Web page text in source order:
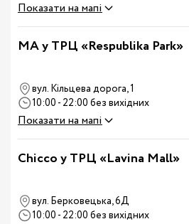
Показати на мапі
MA у ТРЦ «Respublika Park»
вул. Кільцева дорога, 1
10:00 - 22:00 без вихідних
Показати на мапі
Chicco у ТРЦ «Lavina Mall»
вул. Берковецька, 6Д
10:00 - 22:00 без вихідних